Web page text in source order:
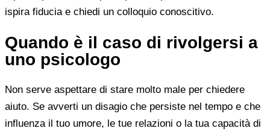
ispira fiducia e chiedi un colloquio conoscitivo.
Quando è il caso di rivolgersi a
uno psicologo
Non serve aspettare di stare molto male per chiedere
aiuto. Se avverti un disagio che persiste nel tempo e che
influenza il tuo umore, le tue relazioni o la tua capacità di